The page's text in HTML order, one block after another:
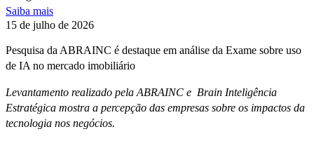
Saiba mais
15 de julho de 2026
Pesquisa da ABRAINC é destaque em análise da Exame sobre uso
de IA no mercado imobiliário
Levantamento realizado pela ABRAINC e Brain Inteligência
Estratégica mostra a percepção das empresas sobre os impactos da
tecnologia nos negócios.